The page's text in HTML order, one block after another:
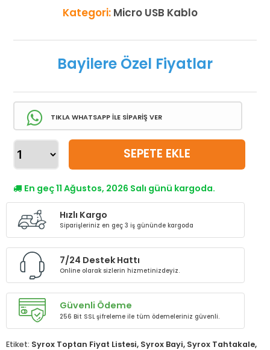
Kategori: Micro USB Kablo
Bayilere Özel Fiyatlar
TIKLA WHATSAPP İLE SİPARİŞ VER
SEPETE EKLE
En geç 11 Ağustos, 2026 Salı günü kargoda.
Hızlı Kargo
Siparişleriniz en geç 3 iş gününde kargoda
7/24 Destek Hattı
Online olarak sizlerin hizmetinizdeyiz.
Güvenli Ödeme
256 Bit SSL şifreleme ile tüm ödemeleriniz güvenli.
Etiket: Syrox Toptan Fiyat Listesi, Syrox Bayi, Syrox Tahtakale,